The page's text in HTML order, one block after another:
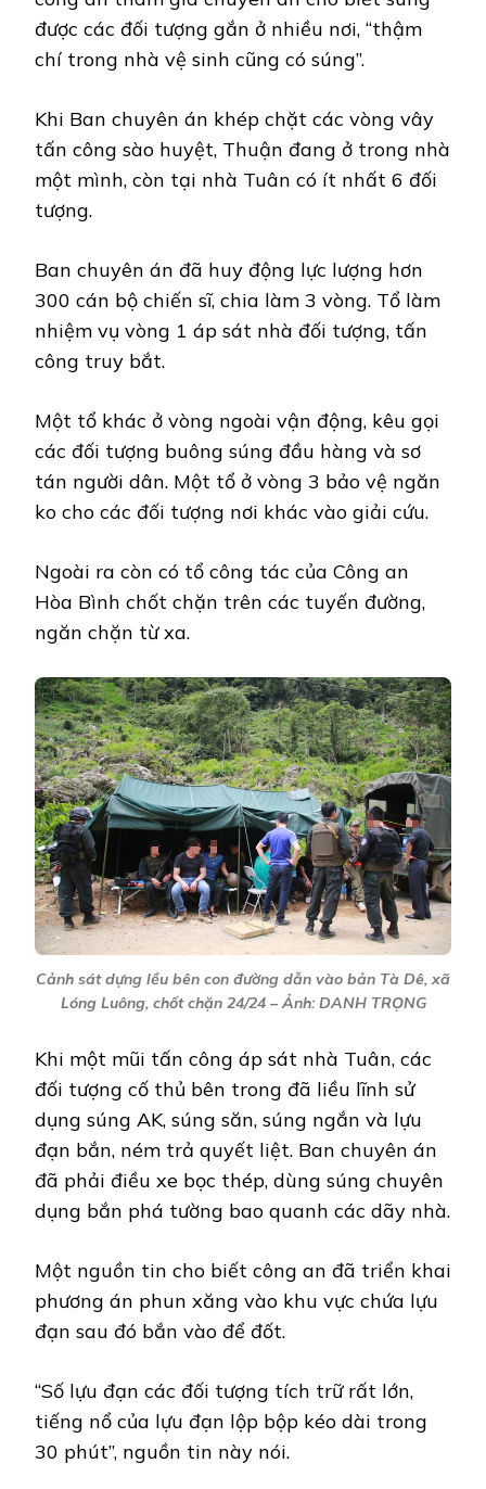
được các đối tượng gắn ở nhiều nơi, “thậm
chí trong nhà vệ sinh cũng có súng”.
Khi Ban chuyên án khép chặt các vòng vây
tấn công sào huyệt, Thuận đang ở trong nhà
một mình, còn tại nhà Tuân có ít nhất 6 đối
tượng.
Ban chuyên án đã huy động lực lượng hơn
300 cán bộ chiến sĩ, chia làm 3 vòng. Tổ làm
nhiệm vụ vòng 1 áp sát nhà đối tượng, tấn
công truy bắt.
Một tổ khác ở vòng ngoài vận động, kêu gọi
các đối tượng buông súng đầu hàng và sơ
tán người dân. Một tổ ở vòng 3 bảo vệ ngăn
ko cho các đối tượng nơi khác vào giải cứu.
Ngoài ra còn có tổ công tác của Công an
Hòa Bình chốt chặn trên các tuyến đường,
ngăn chặn từ xa.
Cảnh sát dựng lều bên con đường dẫn vào bản Tà Dê, xã
Lóng Luông, chốt chặn 24/24 – Ảnh: DANH TRỌNG
Khi một mũi tấn công áp sát nhà Tuân, các
đối tượng cố thủ bên trong đã liều lĩnh sử
dụng súng AK, súng săn, súng ngắn và lựu
đạn bắn, ném trả quyết liệt. Ban chuyên án
đã phải điều xe bọc thép, dùng súng chuyên
dụng bắn phá tường bao quanh các dãy nhà.
Một nguồn tin cho biết công an đã triển khai
phương án phun xăng vào khu vực chứa lựu
đạn sau đó bắn vào để đốt.
“Số lựu đạn các đối tượng tích trữ rất lớn,
tiếng nổ của lựu đạn lộp bộp kéo dài trong
30 phút”, nguồn tin này nói.